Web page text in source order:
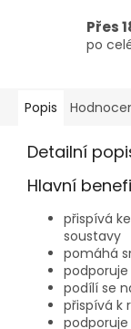
Přes
po
Popis
Detailní
Hlavní
přispívá
soustavy
pomáhá
podílí se
přispívá k